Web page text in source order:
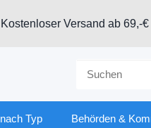
Versand ab 69,-€
Typ Behörden &